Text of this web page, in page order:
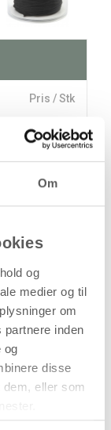
Om
og
medier og til
om
inden
og
disse
eller som
Pris / Stk
219,00 kr.
kr.ekskl. moms)
først bindende,
din ordre.